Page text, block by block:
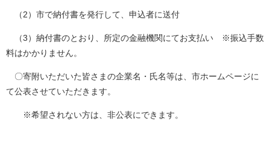
（2）市で納付書を発行して、申込者に送付
（3）納付書のとおり、所定の金融機関にてお支払い ※振込手数
料はかかりません。
〇寄附いただいた皆さまの企業名・氏名等は、市ホームページに
て公表させていただきます。
※希望されない方は、非公表にできます。